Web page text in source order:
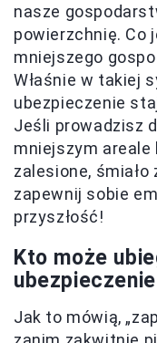
nasze
powierzchnię. Co
mniejszego
Właśnie w takiej
ubezpieczenie
Jeśli prowadzisz
mniejszym
zalesione, śmiało
zapewnij sobie
przyszłość!
Kto może
ubezpieczenie
Jak to mówią,